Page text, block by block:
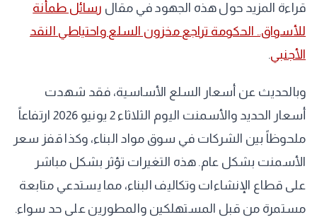
قراءة المزيد حول هذه الجهود في مقال رسائل طمأنة
للأسواق.. الحكومة تراجع مخزون السلع واحتياطي النقد
الأجنبي.
وبالحديث عن أسعار السلع الأساسية، فقد شهدت
أسعار الحديد والأسمنت اليوم الثلاثاء 2 يونيو 2026 ارتفاعاً
ملحوظاً بين الشركات في سوق مواد البناء، وكذا قفز سعر
الأسمنت بشكل عام. هذه التغيرات تؤثر بشكل مباشر
على قطاع الإنشاءات وتكاليف البناء، مما يستدعي متابعة
مستمرة من قبل المستهلكين والمطورين على حد سواء.